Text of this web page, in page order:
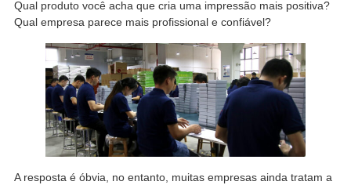
Qual produto você acha que cria uma impressão mais positiva?
Qual empresa parece mais profissional e confiável?
A resposta é óbvia, no entanto, muitas empresas ainda tratam a